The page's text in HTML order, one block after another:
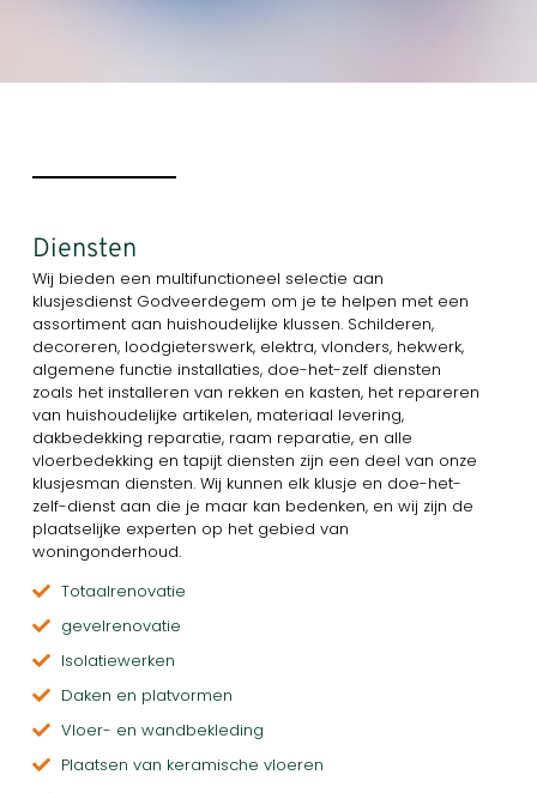
Diensten
Wij bieden een multifunctioneel selectie aan
klusjesdienst Godveerdegem om je te helpen met een
assortiment aan huishoudelijke klussen. Schilderen,
decoreren, loodgieterswerk, elektra, vlonders, hekwerk,
algemene functie installaties, doe-het-zelf diensten
zoals het installeren van rekken en kasten, het repareren
van huishoudelijke artikelen, materiaal levering,
dakbedekking reparatie, raam reparatie, en alle
vloerbedekking en tapijt diensten zijn een deel van onze
klusjesman diensten. Wij kunnen elk klusje en doe-het-
zelf-dienst aan die je maar kan bedenken, en wij zijn de
plaatselijke experten op het gebied van
woningonderhoud.
Totaalrenovatie
gevelrenovatie
Isolatiewerken
Daken en platvormen
Vloer- en wandbekleding
Plaatsen van keramische vloeren